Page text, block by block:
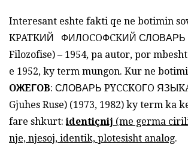
Interesant eshte fakti qe ne botimin
KPATKИЙ ФИЛOCOФCKИЙ СЛΟВΑΡЬ
Filozofise) – 1954, pa autor, por
e 1952, ky term mungon. Kur ne
OЖEГOB: СЛΟВΑΡЬ PYCCKOГO
Gjuhes Ruse) (1973, 1982) ky term ka
fare shkurt:identiçnij (me germa
nje, njesoj, identik, plotesisht analog.